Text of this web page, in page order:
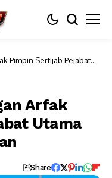
Pimpin Sertijab Pejabat
Arfak
Utama
Share